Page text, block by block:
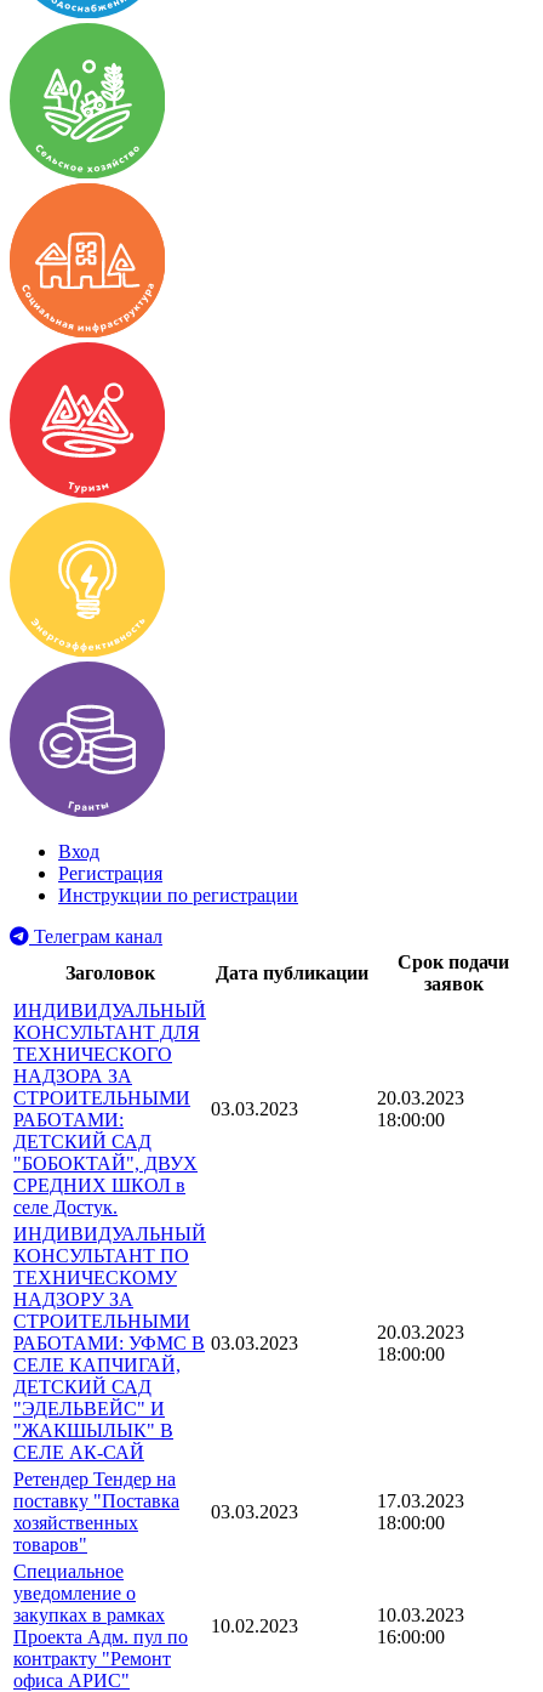
Вход
Регистрация
Инструкции по регистрации
Телеграм канал
Заголовок
Дата публикации
Срок подачи
заявок
ИНДИВИДУАЛЬНЫЙ
КОНСУЛЬТАНТ ДЛЯ
ТЕХНИЧЕСКОГО
НАДЗОРА ЗА
СТРОИТЕЛЬНЫМИ
РАБОТАМИ:
ДЕТСКИЙ САД
"БОБОКТАЙ", ДВУХ
СРЕДНИХ ШКОЛ в
селе Достук.
03.03.2023
20.03.2023
18:00:00
ИНДИВИДУАЛЬНЫЙ
КОНСУЛЬТАНТ ПО
ТЕХНИЧЕСКОМУ
НАДЗОРУ ЗА
СТРОИТЕЛЬНЫМИ
РАБОТАМИ: УФМС В
СЕЛЕ КАПЧИГАЙ,
ДЕТСКИЙ САД
"ЭДЕЛЬВЕЙС" И
"ЖАКШЫЛЫК" В
СЕЛЕ АК-САЙ
03.03.2023
20.03.2023
18:00:00
Ретендер Тендер на
поставку "Поставка
хозяйственных
товаров"
03.03.2023
17.03.2023
18:00:00
Специальное
уведомление о
закупках в рамках
Проекта Адм. пул по
контракту "Ремонт
офиса АРИС"
10.02.2023
10.03.2023
16:00:00